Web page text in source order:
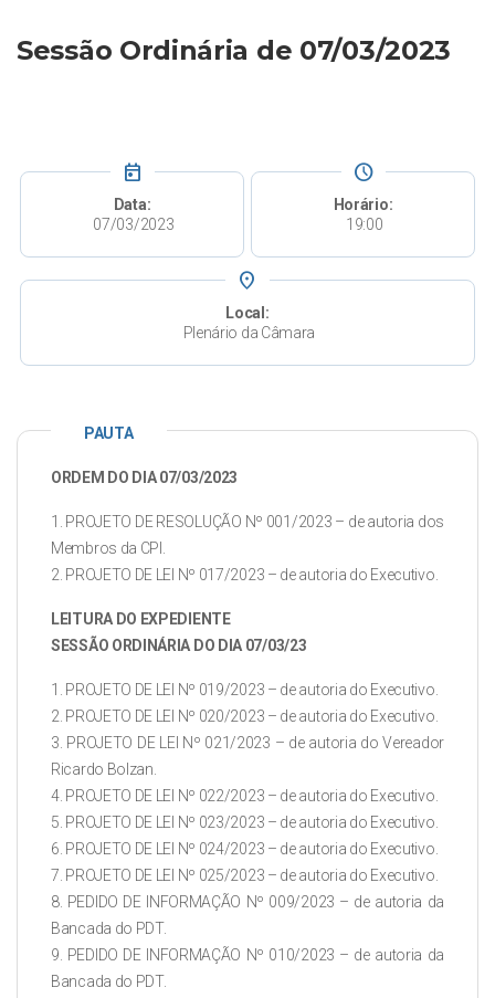
Sessão Ordinária de 07/03/2023
today
Data:
07/03/2023
schedule
Horário:
19:00
place
Local:
Plenário da Câmara
PAUTA
ORDEM DO DIA 07/03/2023
1. PROJETO DE RESOLUÇÃO Nº 001/2023 – de autoria dos
Membros da CPI.
2. PROJETO DE LEI Nº 017/2023 – de autoria do Executivo.
LEITURA DO EXPEDIENTE
SESSÃO ORDINÁRIA DO DIA 07/03/23
1. PROJETO DE LEI Nº 019/2023 – de autoria do Executivo.
2. PROJETO DE LEI Nº 020/2023 – de autoria do Executivo.
3. PROJETO DE LEI Nº 021/2023 – de autoria do Vereador
Ricardo Bolzan.
4. PROJETO DE LEI Nº 022/2023 – de autoria do Executivo.
5. PROJETO DE LEI Nº 023/2023 – de autoria do Executivo.
6. PROJETO DE LEI Nº 024/2023 – de autoria do Executivo.
7. PROJETO DE LEI Nº 025/2023 – de autoria do Executivo.
8. PEDIDO DE INFORMAÇÃO Nº 009/2023 – de autoria da
Bancada do PDT.
9. PEDIDO DE INFORMAÇÃO Nº 010/2023 – de autoria da
Bancada do PDT.